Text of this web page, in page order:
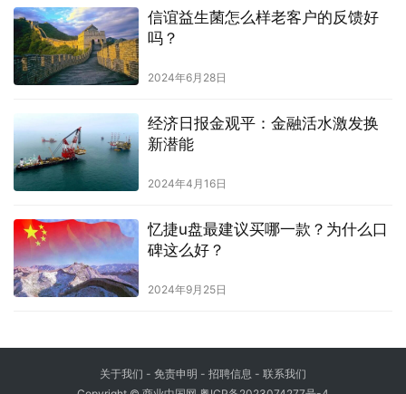
信谊益生菌怎么样老客户的反馈好
吗？
2024年6月28日
经济日报金观平：金融活水激发换
新潜能
2024年4月16日
忆捷u盘最建议买哪一款？为什么口
碑这么好？
2024年9月25日
关于我们 - 免责申明 - 招聘信息 - 联系我们